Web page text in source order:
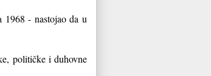
1968 - nastojao da u
političke i duhovne